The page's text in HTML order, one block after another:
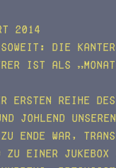
2014
Die
ist als
Reihe des
johlend
Ende war,
zu einer